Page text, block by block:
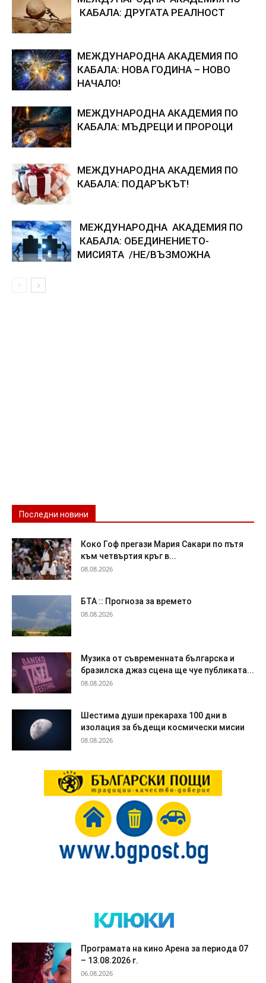
КАБАЛА: ДРУГАТА РЕАЛНОСТ
МЕЖДУНАРОДНА АКАДЕМИЯ ПО
КАБАЛА: НОВА ГОДИНА – НОВО
НАЧАЛО!
МЕЖДУНАРОДНА АКАДЕМИЯ ПО
КАБАЛА: МЪДРЕЦИ И ПРОРОЦИ
МЕЖДУНАРОДНА АКАДЕМИЯ ПО
КАБАЛА: ПОДАРЪКЪТ!
МЕЖДУНАРОДНА АКАДЕМИЯ ПО
КАБАЛА: ОБЕДИНЕНИЕТО-
МИСИЯТА /НЕ/ВЪЗМОЖНА
Последни новини
Коко Гоф прегази Мария Сакари по пътя
към четвъртия кръг в...
08.08.2026
БТА :: Прогноза за времето
08.08.2026
Музика от съвременната българска и
бразилска джаз сцена ще чуе публиката...
08.08.2026
Шестима души прекараха 100 дни в
изолация за бъдещи космически мисии
08.08.2026
клюки
Програмата на кино Арена за периода 07
– 13.08.2026 г.
06.08.2026